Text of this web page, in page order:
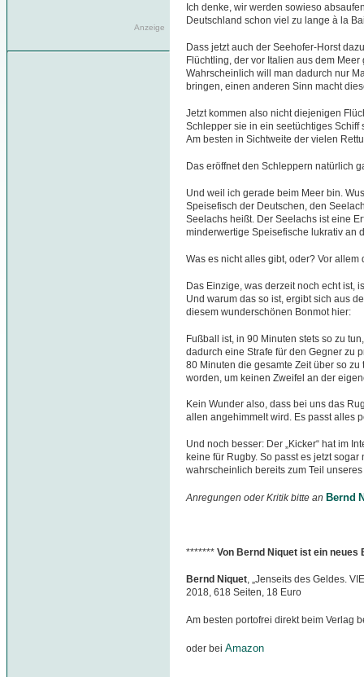
Anzeige
Ich denke, wir werden sowieso
Deutschland schon viel zu lange à la
Dass jetzt auch der Seehofer-Horst
Flüchtling, der vor Italien aus dem
Wahrscheinlich will man dadurch nur
bringen, einen anderen Sinn macht
Jetzt kommen also nicht diejenigen
Schlepper sie in ein seetüchtiges
Am besten in Sichtweite der vielen
Das eröffnet den Schleppern natürlich
Und weil ich gerade beim Meer bin.
Speisefisch der Deutschen, den
Seelachs heißt. Der Seelachs ist eine
minderwertige Speisefische lukrativ an
Was es nicht alles gibt, oder? Vor allem
Das Einzige, was derzeit noch echt ist,
Und warum das so ist, ergibt sich aus
diesem wunderschönen Bonmot hier:
Fußball ist, in 90 Minuten stets so zu
dadurch eine Strafe für den Gegner zu
80 Minuten die gesamte Zeit über so
worden, um keinen Zweifel an der
Kein Wunder also, dass bei uns das
allen angehimmelt wird. Es passt alles
Und noch besser: Der „Kicker“ hat im
keine für Rugby. So passt es jetzt
wahrscheinlich bereits zum Teil
Anregungen oder Kritik bitte an Bernd
******* Von Bernd Niquet ist ein neues
Bernd Niquet, „Jenseits des Geldes.
2018, 618 Seiten, 18 Euro
Am besten portofrei direkt beim Verlag
oder bei Amazon